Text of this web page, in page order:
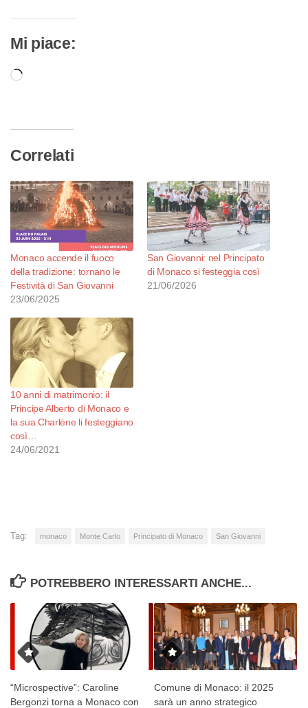
Mi piace:
Caricamento
Correlati
Monaco accende il fuoco
della tradizione: tornano le
Festività di San Giovanni
23/06/2025
San Giovanni: nel Principato
di Monaco si festeggia così
21/06/2026
10 anni di matrimonio: il
Principe Alberto di Monaco e
la sua Charlène li festeggiano
così…
24/06/2021
Tag: monaco Monte Carlo Principato di Monaco San Giovanni
POTREBBERO INTERESSARTI ANCHE...
“Microspective”: Caroline
Bergonzi torna a Monaco con
Comune di Monaco: il 2025
sarà un anno strategico